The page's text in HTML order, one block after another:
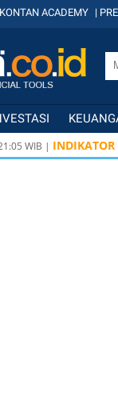
KONTAN ACADEMY |
:05 WIB |